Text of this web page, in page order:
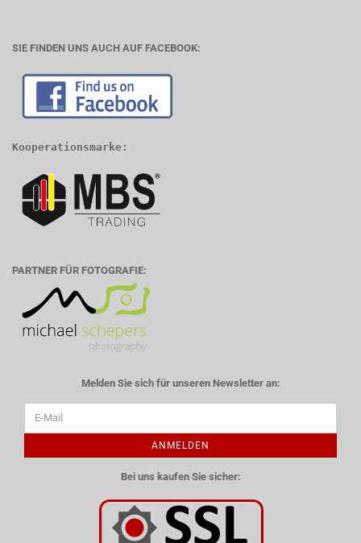
SIE FINDEN UNS AUCH AUF FACEBOOK:
Kooperationsmarke:
PARTNER FÜR FOTOGRAFIE:
Melden Sie sich für unseren Newsletter an:
ANMELDEN
Bei uns kaufen Sie sicher: